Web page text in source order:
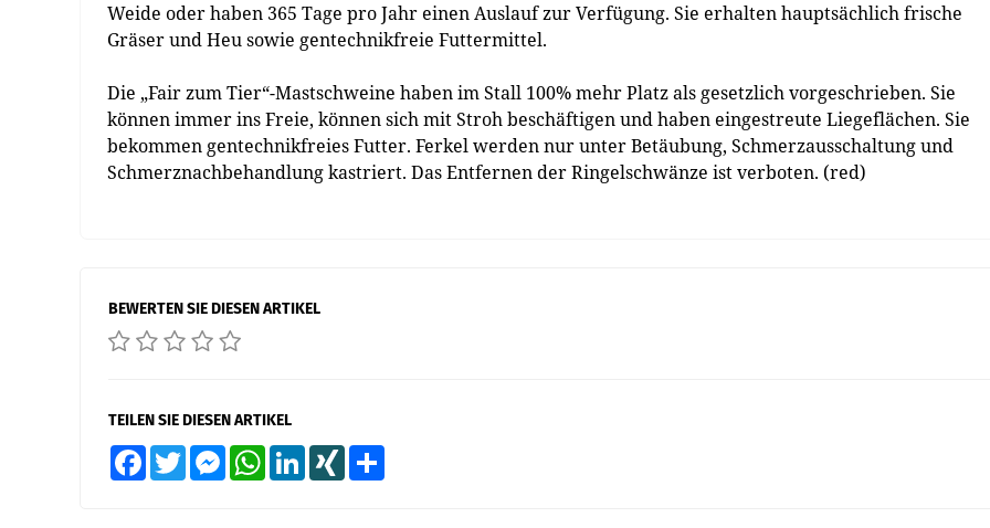
Weide oder haben 365 Tage pro Jahr einen Auslauf zur Verfügung. Sie erhalten hauptsächlich frische
Gräser und Heu sowie gentechnikfreie Futtermittel.
Die „Fair zum Tier“-Mastschweine haben im Stall 100% mehr Platz als gesetzlich vorgeschrieben. Sie
können immer ins Freie, können sich mit Stroh beschäftigen und haben eingestreute Liegeflächen. Sie
bekommen gentechnikfreies Futter. Ferkel werden nur unter Betäubung, Schmerzausschaltung und
Schmerznachbehandlung kastriert. Das Entfernen der Ringelschwänze ist verboten. (red)
BEWERTEN SIE DIESEN ARTIKEL
TEILEN SIE DIESEN ARTIKEL
FacebookTwitter MessengerWhatsAppLinkedInXING